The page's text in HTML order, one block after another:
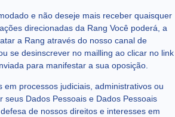
e não deseje mais receber quaisquer
direcionadas da Rang Você poderá, a
a Rang através do nosso canal de
se desinscrever no mailling ao clicar no link
para manifestar a sua oposição.
em processos judiciais, administrativos ou
seus Dados Pessoais e Dados Pessoais
de nossos direitos e interesses em